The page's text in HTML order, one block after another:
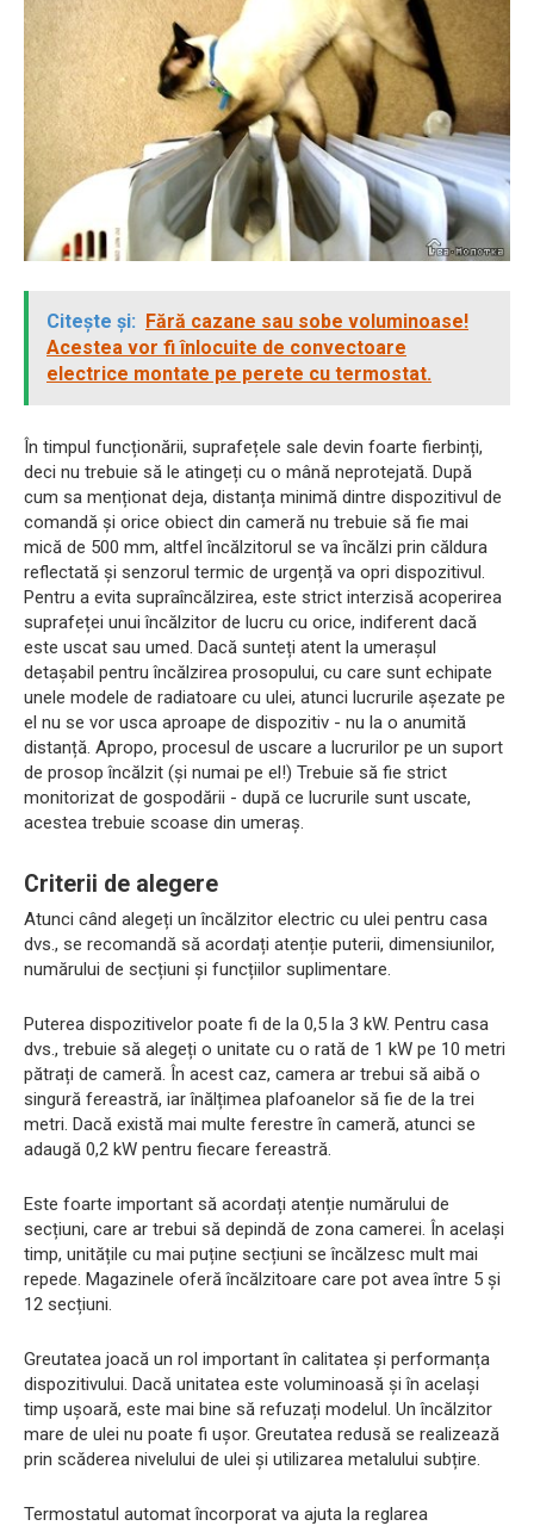
Citește și:
Fără cazane sau sobe voluminoase!
Acestea vor fi înlocuite de convectoare
electrice montate pe perete cu termostat.
În timpul funcționării, suprafețele sale devin foarte fierbinți,
deci nu trebuie să le atingeți cu o mână neprotejată. După
cum sa menționat deja, distanța minimă dintre dispozitivul de
comandă și orice obiect din cameră nu trebuie să fie mai
mică de 500 mm, altfel încălzitorul se va încălzi prin căldura
reflectată și senzorul termic de urgență va opri dispozitivul.
Pentru a evita supraîncălzirea, este strict interzisă acoperirea
suprafeței unui încălzitor de lucru cu orice, indiferent dacă
este uscat sau umed. Dacă sunteți atent la umerașul
detașabil pentru încălzirea prosopului, cu care sunt echipate
unele modele de radiatoare cu ulei, atunci lucrurile așezate pe
el nu se vor usca aproape de dispozitiv - nu la o anumită
distanță. Apropo, procesul de uscare a lucrurilor pe un suport
de prosop încălzit (și numai pe el!) Trebuie să fie strict
monitorizat de gospodării - după ce lucrurile sunt uscate,
acestea trebuie scoase din umeraș.
Criterii de alegere
Atunci când alegeți un încălzitor electric cu ulei pentru casa
dvs., se recomandă să acordați atenție puterii, dimensiunilor,
numărului de secțiuni și funcțiilor suplimentare.
Puterea dispozitivelor poate fi de la 0,5 la 3 kW. Pentru casa
dvs., trebuie să alegeți o unitate cu o rată de 1 kW pe 10 metri
pătrați de cameră. În acest caz, camera ar trebui să aibă o
singură fereastră, iar înălțimea plafoanelor să fie de la trei
metri. Dacă există mai multe ferestre în cameră, atunci se
adaugă 0,2 kW pentru fiecare fereastră.
Este foarte important să acordați atenție numărului de
secțiuni, care ar trebui să depindă de zona camerei. În același
timp, unitățile cu mai puține secțiuni se încălzesc mult mai
repede. Magazinele oferă încălzitoare care pot avea între 5 și
12 secțiuni.
Greutatea joacă un rol important în calitatea și performanța
dispozitivului. Dacă unitatea este voluminoasă și în același
timp ușoară, este mai bine să refuzați modelul. Un încălzitor
mare de ulei nu poate fi ușor. Greutatea redusă se realizează
prin scăderea nivelului de ulei și utilizarea metalului subțire.
Termostatul automat încorporat va ajuta la reglarea